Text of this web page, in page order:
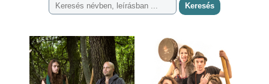
Keresés